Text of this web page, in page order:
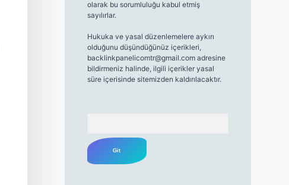
olarak bu sorumluluğu kabul etmiş
sayılırlar.
Hukuka ve yasal düzenlemelere aykırı
olduğunu düşündüğünüz içerikleri,
backlinkpanelicomtr@gmail.comadresine
bildirmeniz halinde, ilgili içerikler yasal
süre içerisinde sitemizden kaldırılacaktır.